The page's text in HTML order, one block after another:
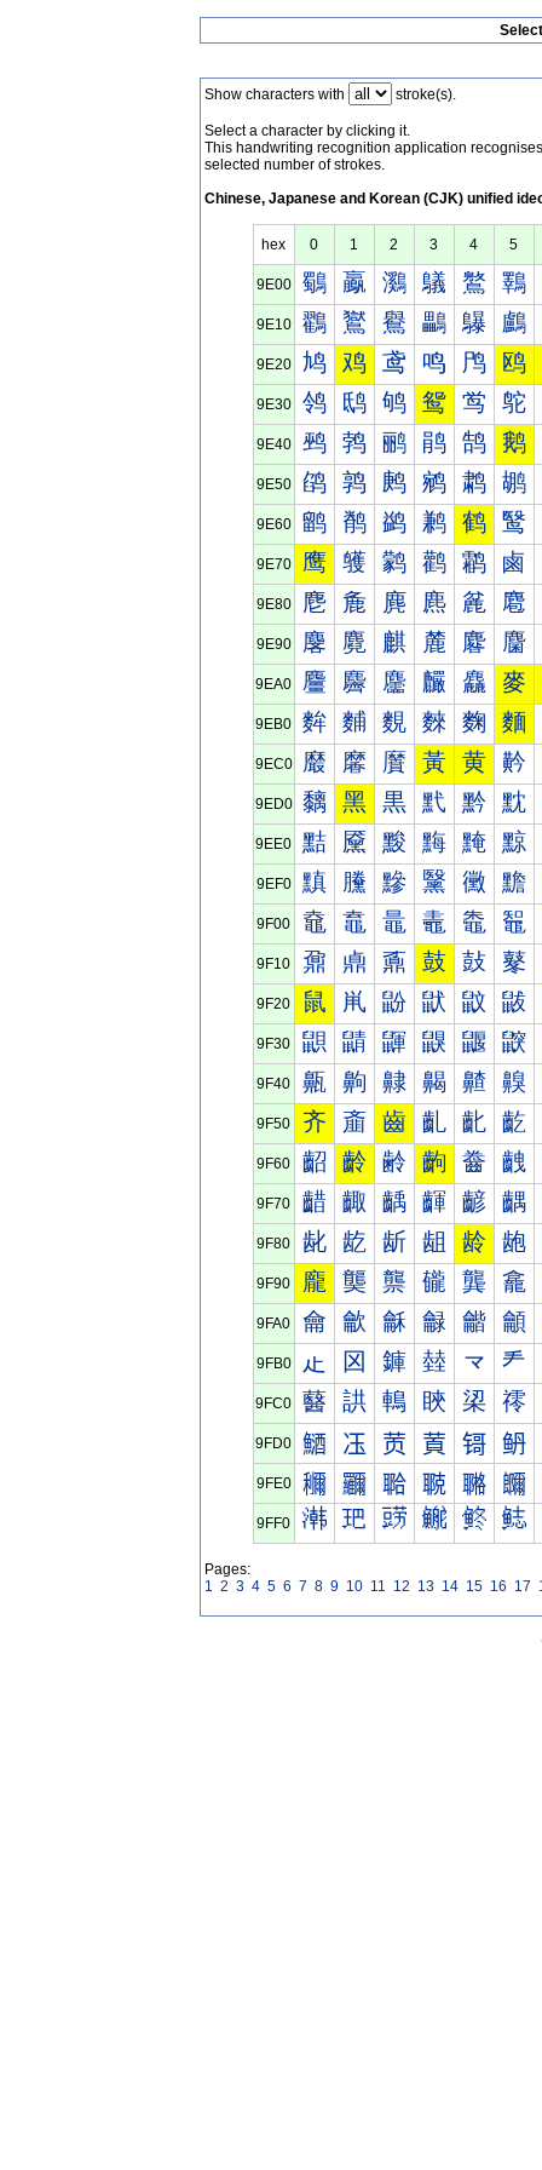
Show characters with stroke(s).
Select a character by clicking it.
This handwriting recognition application
selected number of strokes.
Chinese, Japanese and Korean (CJK) unified
hex 0 1 2 3 4 5
9E00 鸀 鸁 鸂 鸃 鸄 鸅
9E10 鸐 鸑 鸒 鸓 鸔 鸕
9E20 鸠 鸡 鸢 鸣 鸤 鸥
9E30 鸰 鸱 鸲 鸳 鸴 鸵
9E40 鹀 鹁 鹂 鹃 鹄 鹅
9E50 鹐 鹑 鹒 鹓 鹔 鹕
9E60 鹠 鹡 鹢 鹣 鹤 鹥
9E70 鹰 鹱 鹲 鹳 鹴 鹵
9E80 麀 麁 麂 麃 麄 麅
9E90 麐 麑 麒 麓 麔 麕
9EA0 麠 麡 麢 麣 麤 麥
9EB0 麰 麱 麲 麳 麴 麵
9EC0 黀 黁 黂 黃 黄 黅
9ED0 黐 黑 黒 黓 黔 黕
9EE0 黠 黡 黢 黣 黤 黥
9EF0 黰 黱 黲 黳 黴 黵
9F00 鼀 鼁 鼂 鼃 鼄 鼅
9F10 鼐 鼑 鼒 鼓 鼔 鼕
9F20 鼠 鼡 鼢 鼣 鼤 鼥
9F30 鼰 鼱 鼲 鼳 鼴 鼵
9F40 齀 齁 齂 齃 齄 齅
9F50 齐 齑 齒 齓 齔 齕
9F60 齠 齡 齢 齣 齤 齥
9F70 齰 齱 齲 齳 齴 齵
9F80 龀 龁 龂 龃 龄 龅
9F90 龐 龑 龒 龓 龔 龕
9FA0 龠 龡 龢 龣 龤 龥
9FB0 龰 龱 龲 龳 龴 龵
9FC0 鿀 鿁 鿂 鿃 鿄 鿅
9FD0 鿐 鿑 鿒 鿓 鿔 鿕
9FE0 鿠 鿡 鿢 鿣 鿤 鿥
9FF0 鿰 鿱 鿲 鿳 鿴 鿵
Pages:
1 2 3 4 5 6 7 8 9 10 11 12 13 14 15 16 17